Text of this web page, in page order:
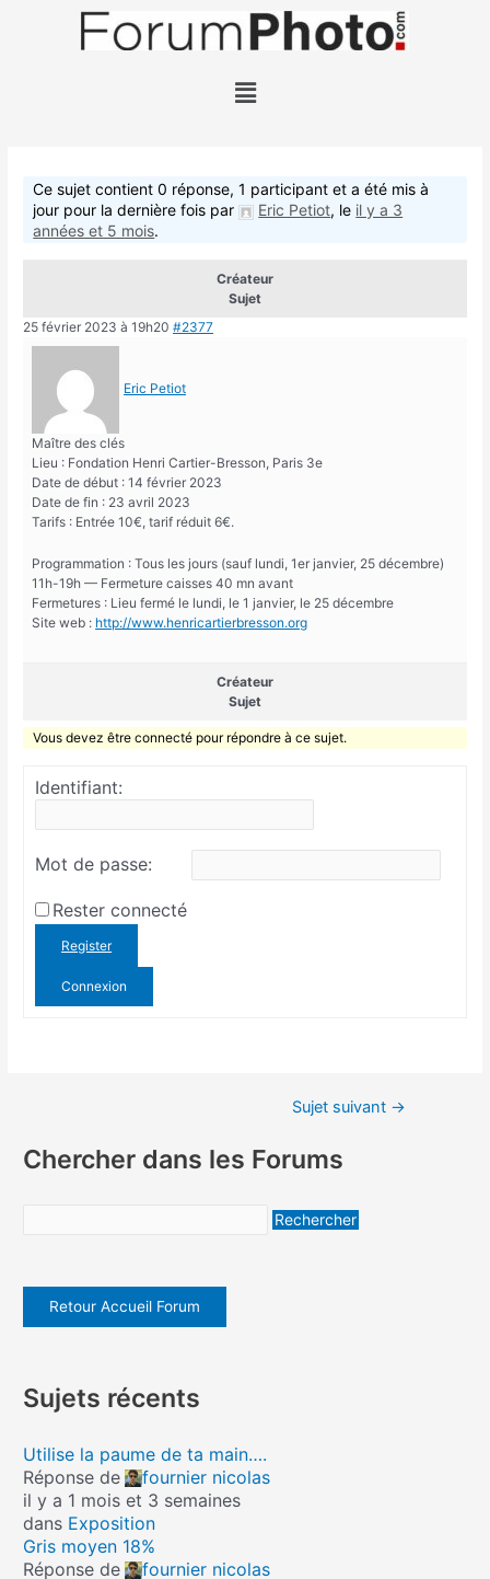
Ce sujet contient 0 réponse, 1 participant et a été mis à
jour pour la dernière fois par
Eric Petiot, le il y a 3
années et 5 mois.
Créateur
Sujet
25 février 2023 à 19h20 #2377
Eric Petiot
Maître des clés
Lieu : Fondation Henri Cartier-Bresson, Paris 3e
Date de début : 14 février 2023
Date de fin : 23 avril 2023
Tarifs : Entrée 10€, tarif réduit 6€.
Programmation : Tous les jours (sauf lundi, 1er janvier, 25 décembre)
11h-19h — Fermeture caisses 40 mn avant
Fermetures : Lieu fermé le lundi, le 1 janvier, le 25 décembre
Site web : http://www.henricartierbresson.org
Créateur
Sujet
Vous devez être connecté pour répondre à ce sujet.
Identifiant:
Mot de passe:
Rester connecté
Register
Connexion
Sujet suivant →
Chercher dans les Forums
Retour Accueil Forum
Sujets récents
Utilise la paume de ta main….
Réponse de
fournier nicolas
il y a 1 mois et 3 semaines
dans Exposition
Gris moyen 18%
Réponse de
fournier nicolas